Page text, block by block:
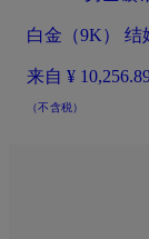
白金（9K） 结
来自 ¥
（不含税）